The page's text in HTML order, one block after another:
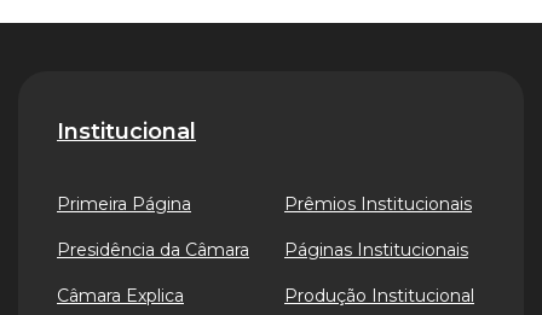
Institucional
Primeira Página
Presidência da Câmara
Câmara Explica
Prêmios Institucionais
Páginas Institucionais
Produção Institucional